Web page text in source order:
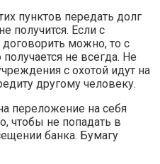
пунктов передать долг
получится. Если с
можно, то с
не всегда. Не
с охотой идут на
другому человеку.
переложение на себя
чтобы не попадать в
банка. Бумагу